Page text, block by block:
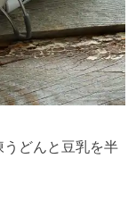
どんと豆乳を半